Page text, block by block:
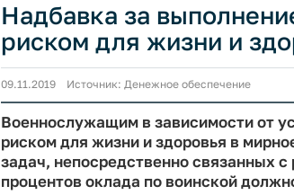
Надбавка за
риском для жизни и
09.11.2019 Источник: Денежное обеспечение
Военнослужащим в зависимости от
риском для жизни и здоровья в
задач, непосредственно связанных
процентов оклада по воинской